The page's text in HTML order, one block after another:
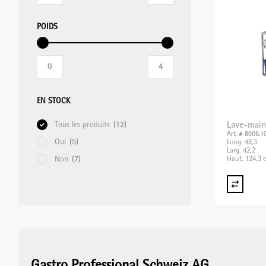
MIXER PLONGEANT/MIXER
PROFESSIONNEL/BLIXER
APPAREILS DE MISE SOUS VIDE
POIDS
EN STOCK
Tous les produits (12)
Oui (5)
Non (7)
Lave-
Art. #
Long. 48,3
Larg. 42,2
Haut. 124,3